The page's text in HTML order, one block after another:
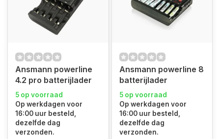
Ansmann powerline
4.2 pro batterijlader
5 op voorraad
Op werkdagen voor
16:00 uur besteld,
dezelfde dag
verzonden.
Ansmann powerline 8
batterijlader
5 op voorraad
Op werkdagen voor
16:00 uur besteld,
dezelfde dag
verzonden.